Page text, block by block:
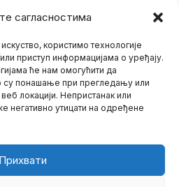
сагласностима
користимо технологије
приступ информацијама о уређају.
ће нам омогућити да
су понашање при прегледању или
локацији. Непристанак или
негативно утицати на одређене
Прихвати
PROTIV
FOTO
izašlo je na
prestolnice
PREKO
Rekordan